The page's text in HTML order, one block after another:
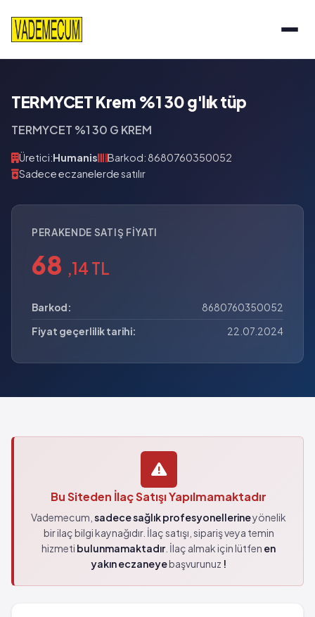
TERMYCET Krem %1 30 g'lık tüp
TERMYCET %1 30 G KREM
Üretici:Humanis
Barkod: 8680760350052
Sadece eczanelerde satılır
PERAKENDE SATIŞ FIYATI
68 ,14 TL
Barkod:
8680760350052
Fiyat geçerlilik tarihi:
22.07.2024
Bu Siteden İlaç Satışı Yapılmamaktadır
Vademecum, sadece sağlık profesyonellerineyönelik
bir ilaç bilgi kaynağıdır. İlaç satışı, sipariş veya temin
hizmeti bulunmamaktadır. İlaç almak için lütfen en
yakın eczaneyebaşvurunuz !